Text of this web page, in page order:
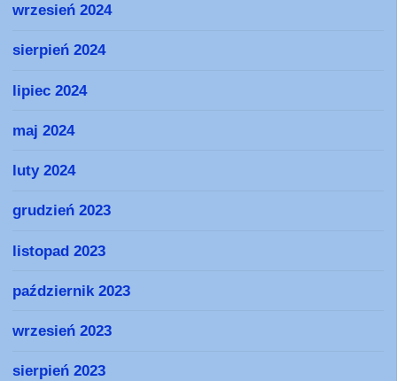
wrzesień 2024
sierpień 2024
lipiec 2024
maj 2024
luty 2024
grudzień 2023
listopad 2023
październik 2023
wrzesień 2023
sierpień 2023